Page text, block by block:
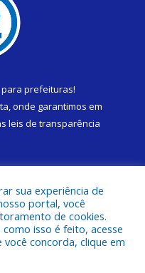
para prefeituras!
onde garantimos em
leis de transparência
Municipal de Cametá.
sua experiência de
portal, você
de cookies.
isso é feito, acesse
você concorda, clique em